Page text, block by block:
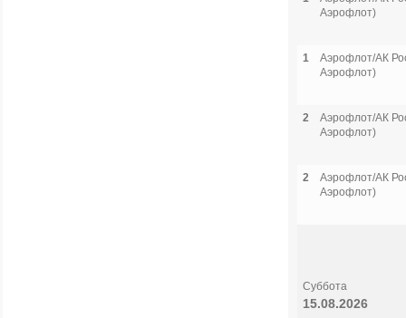
Аэрофлот)
1
Аэрофлот/АК
Аэрофлот)
2
Аэрофлот/АК
Аэрофлот)
2
Аэрофлот/АК
Аэрофлот)
Суббота
15.08.2026